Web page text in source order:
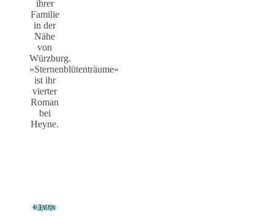
ihrer
Familie
in der
Nähe
von
Würzburg.
»Sternenblütenträume«
ist ihr
vierter
Roman
bei
Heyne.